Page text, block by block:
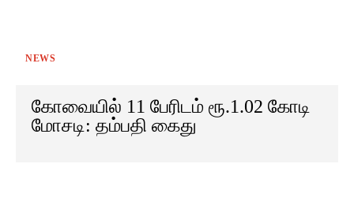
NEWS
கோவையில் 11 பேரிடம் ரூ.1.02 கோடி
மோசடி: தம்பதி கைது